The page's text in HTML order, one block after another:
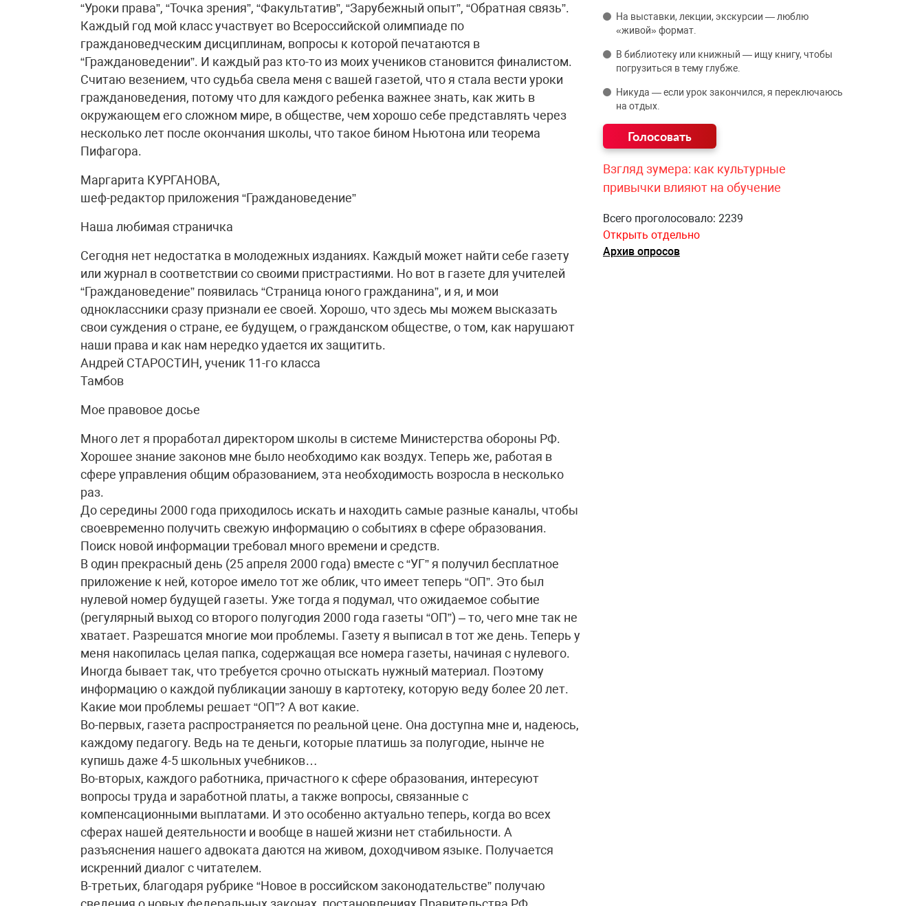
“Уроки права”, “Точка зрения”, “Факультатив”, “Зарубежный опыт”, “Обратная связь”.
Каждый год мой класс участвует во Всероссийской олимпиаде по
граждановедческим дисциплинам, вопросы к которой печатаются в
“Граждановедении”. И каждый раз кто-то из моих учеников становится финалистом.
Считаю везением, что судьба свела меня с вашей газетой, что я стала вести уроки
граждановедения, потому что для каждого ребенка важнее знать, как жить в
окружающем его сложном мире, в обществе, чем хорошо себе представлять через
несколько лет после окончания школы, что такое бином Ньютона или теорема
Пифагора.
Маргарита КУРГАНОВА,
шеф-редактор приложения “Граждановедение”
Наша любимая страничка
Сегодня нет недостатка в молодежных изданиях. Каждый может найти себе газету
или журнал в соответствии со своими пристрастиями. Но вот в газете для учителей
“Граждановедение” появилась “Страница юного гражданина”, и я, и мои
одноклассники сразу признали ее своей. Хорошо, что здесь мы можем высказать
свои суждения о стране, ее будущем, о гражданском обществе, о том, как нарушают
наши права и как нам нередко удается их защитить.
Андрей СТАРОСТИН, ученик 11-го класса
Тамбов
Мое правовое досье
Много лет я проработал директором школы в системе Министерства обороны РФ.
Хорошее знание законов мне было необходимо как воздух. Теперь же, работая в
сфере управления общим образованием, эта необходимость возросла в несколько
раз.
До середины 2000 года приходилось искать и находить самые разные каналы, чтобы
своевременно получить свежую информацию о событиях в сфере образования.
Поиск новой информации требовал много времени и средств.
В один прекрасный день (25 апреля 2000 года) вместе с “УГ” я получил бесплатное
приложение к ней, которое имело тот же облик, что имеет теперь “ОП”. Это был
нулевой номер будущей газеты. Уже тогда я подумал, что ожидаемое событие
(регулярный выход со второго полугодия 2000 года газеты “ОП”) – то, чего мне так не
хватает. Разрешатся многие мои проблемы. Газету я выписал в тот же день. Теперь у
меня накопилась целая папка, содержащая все номера газеты, начиная с нулевого.
Иногда бывает так, что требуется срочно отыскать нужный материал. Поэтому
информацию о каждой публикации заношу в картотеку, которую веду более 20 лет.
Какие мои проблемы решает “ОП”? А вот какие.
Во-первых, газета распространяется по реальной цене. Она доступна мне и, надеюсь,
каждому педагогу. Ведь на те деньги, которые платишь за полугодие, нынче не
купишь даже 4-5 школьных учебников…
Во-вторых, каждого работника, причастного к сфере образования, интересуют
вопросы труда и заработной платы, а также вопросы, связанные с
компенсационными выплатами. И это особенно актуально теперь, когда во всех
сферах нашей деятельности и вообще в нашей жизни нет стабильности. А
разъяснения нашего адвоката даются на живом, доходчивом языке. Получается
искренний диалог с читателем.
В-третьих, благодаря рубрике “Новое в российском законодательстве” получаю
На выставки, лекции, экскурсии — люблю
«живой» формат.
В библиотеку или книжный — ищу книгу, чтобы
погрузиться в тему глубже.
Никуда — если урок закончился, я переключаюсь
на отдых.
Взгляд зумера: как культурные
привычки влияют на обучение
Всего проголосовало: 2239
Открыть отдельно
Архив опросов